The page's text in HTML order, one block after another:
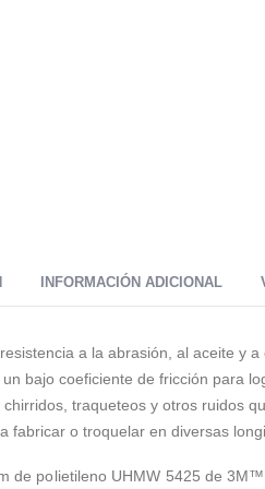
INFORMACIÓN ADICIONAL
a la abrasión, al aceite y
bajo coeficiente de fricción para
chirridos, traqueteos y otros ruidos
fabricar o troquelar en diversas
de polietileno UHMW 5425 de